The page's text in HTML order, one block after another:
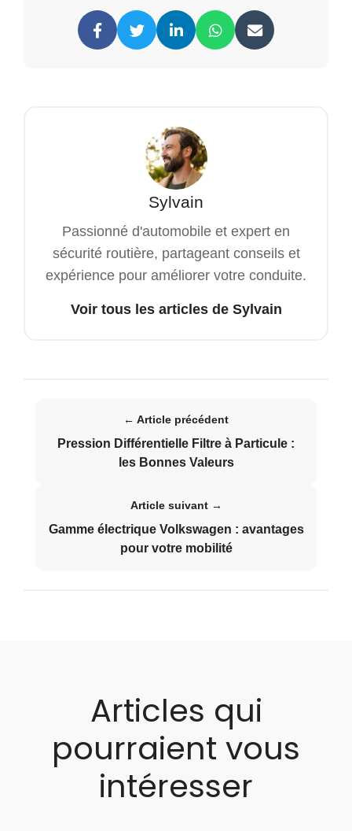
Sylvain
Passionné d'automobile et expert en
sécurité routière, partageant conseils et
expérience pour améliorer votre conduite.
Voir tous les articles de Sylvain
← Article précédent
Pression Différentielle Filtre à Particule :
les Bonnes Valeurs
Article suivant →
Gamme électrique Volkswagen : avantages
pour votre mobilité
Articles qui
pourraient vous
intéresser